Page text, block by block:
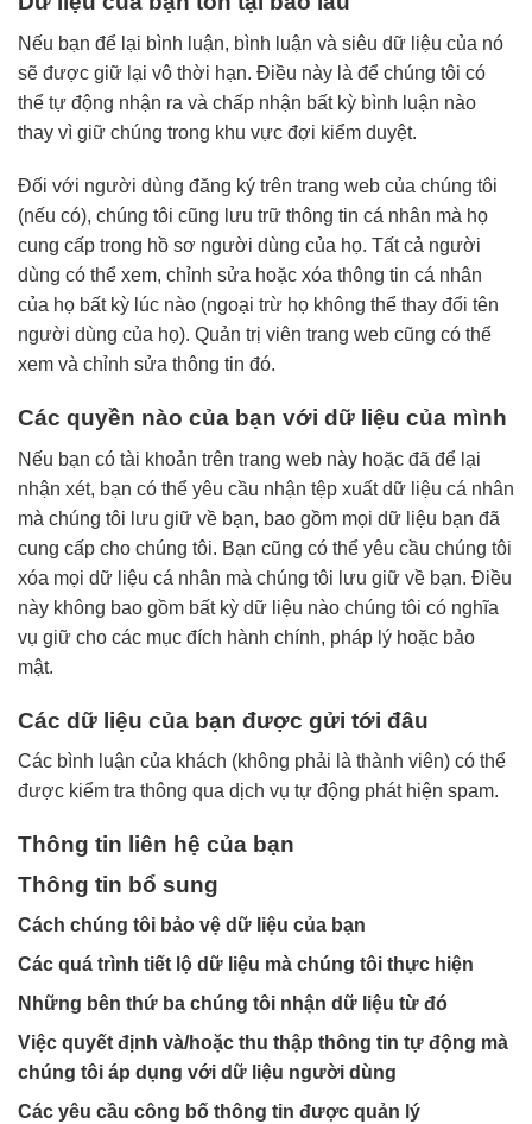
Nếu bạn để lại bình luận, bình luận và siêu dữ liệu của nó
sẽ được giữ lại vô thời hạn. Điều này là để chúng tôi có
thể tự động nhận ra và chấp nhận bất kỳ bình luận nào
thay vì giữ chúng trong khu vực đợi kiểm duyệt.
Đối với người dùng đăng ký trên trang web của chúng tôi
(nếu có), chúng tôi cũng lưu trữ thông tin cá nhân mà họ
cung cấp trong hồ sơ người dùng của họ. Tất cả người
dùng có thể xem, chỉnh sửa hoặc xóa thông tin cá nhân
của họ bất kỳ lúc nào (ngoại trừ họ không thể thay đổi tên
người dùng của họ). Quản trị viên trang web cũng có thể
xem và chỉnh sửa thông tin đó.
Các quyền nào của bạn với dữ liệu của mình
Nếu bạn có tài khoản trên trang web này hoặc đã để lại
nhận xét, bạn có thể yêu cầu nhận tệp xuất dữ liệu cá nhân
mà chúng tôi lưu giữ về bạn, bao gồm mọi dữ liệu bạn đã
cung cấp cho chúng tôi. Bạn cũng có thể yêu cầu chúng tôi
xóa mọi dữ liệu cá nhân mà chúng tôi lưu giữ về bạn. Điều
này không bao gồm bất kỳ dữ liệu nào chúng tôi có nghĩa
vụ giữ cho các mục đích hành chính, pháp lý hoặc bảo
mật.
Các dữ liệu của bạn được gửi tới đâu
Các bình luận của khách (không phải là thành viên) có thể
được kiểm tra thông qua dịch vụ tự động phát hiện spam.
Thông tin liên hệ của bạn
Thông tin bổ sung
Cách chúng tôi bảo vệ dữ liệu của bạn
Các quá trình tiết lộ dữ liệu mà chúng tôi thực hiện
Những bên thứ ba chúng tôi nhận dữ liệu từ đó
Việc quyết định và/hoặc thu thập thông tin tự động mà
chúng tôi áp dụng với dữ liệu người dùng
Các yêu cầu công bố thông tin được quản lý